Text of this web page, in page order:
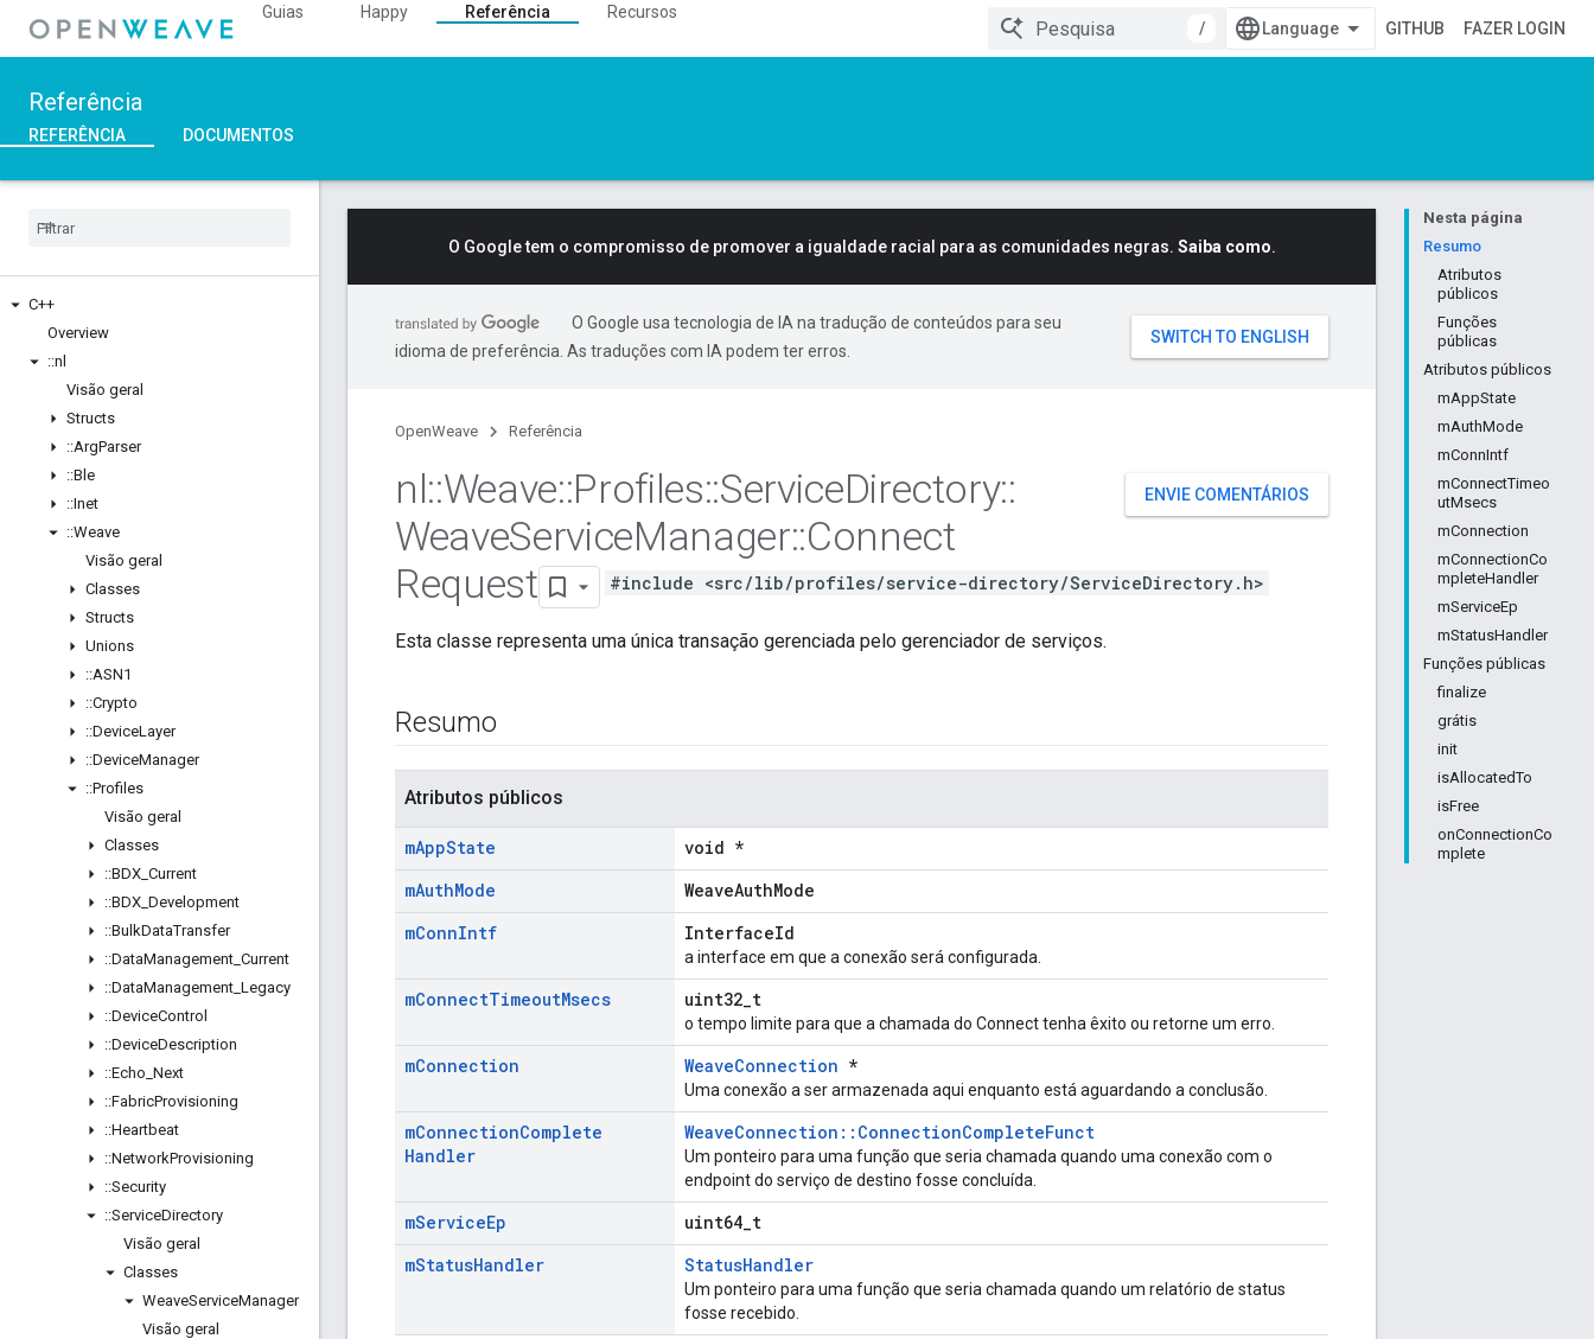
Guias Happy Referência
Recursos
/
GITHUB FAZER LOGIN
Referência
REFERÊNCIA DOCUMENTOS
C++
Overview
::nl
Visão geral
Structs
::ArgParser
::Ble
::Inet
::Weave
Visão geral
Classes
Structs
Unions
::ASN1
::Crypto
::DeviceLayer
::DeviceManager
::Profiles
Visão geral
Classes
::BDX Current
::BDX Development
::BulkDataTransfer
::DataManagement Current
::DataManagement Legacy
::DeviceControl
::DeviceDescription
::Echo Next
::FabricProvisioning
::Heartbeat
::NetworkProvisioning
::Security
::ServiceDirectory
Visão geral
Classes
WeaveServiceManager
Visão geral
Nesta página
Resumo
Atributos
públicos
Funções
públicas
Atributos públicos
mAppState
mAuthMode
mConnIntf
mConnectTimeo
utMsecs
mConnection
mConnectionCo
mpleteHandler
mServiceEp
mStatusHandler
Funções públicas
finalize
grátis
init
isAllocatedTo
isFree
onConnectionCo
mplete
O Google tem o compromisso de promover a igualdade racial para as comunidades negras. Saiba como.
O Google usa tecnologia de IA na tradução de conteúdos para seu
idioma de preferência. As traduções com IA podem ter erros.
OpenWeave Referência
ENVIE COMENTÁRIOS
nl::Weave::Profiles::ServiceDirectory::
WeaveServiceManager::Connect
Request
#include <src/lib/profiles/service-directory/ServiceDirectory.h>
Esta classe representa uma única transação gerenciada pelo gerenciador de serviços.
Resumo
Atributos públicos
mAppState
void *
mAuthMode
WeaveAuthMode
mConnIntf InterfaceId
a interface em que a conexão será configurada.
mConnectTimeoutMsecs uint32_t
o tempo limite para que a chamada do Connect tenha êxito ou retorne um erro.
mConnection WeaveConnection *
Uma conexão a ser armazenada aqui enquanto está aguardando a conclusão.
mConnectionComplete
Handler
WeaveConnection::ConnectionCompleteFunct
Um ponteiro para uma função que seria chamada quando uma conexão com o
endpoint do serviço de destino fosse concluída.
mServiceEp
uint64_t
mStatusHandler StatusHandler
Um ponteiro para uma função que seria chamada quando um relatório de status
fosse recebido.